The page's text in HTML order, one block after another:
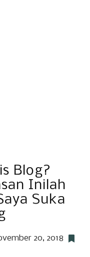
Blog?
Inilah
Suka
20, 2018